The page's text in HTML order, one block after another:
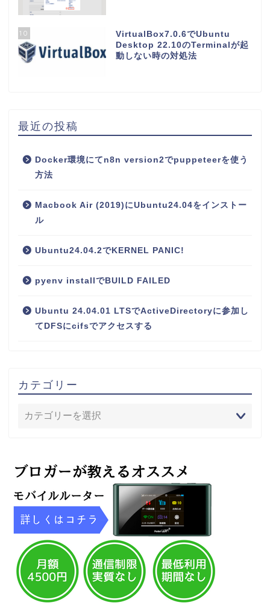
10
VirtualBox7.0.6でUbuntu
Desktop 22.10のTerminalが起
動しない時の対処法
最近の投稿
Docker環境にてn8n version2でpuppeteerを使う
方法
Macbook Air (2019)にUbuntu24.04をインストー
ル
Ubuntu24.04.2でKERNEL PANIC!
pyenv installでBUILD FAILED
Ubuntu 24.04.01 LTSでActiveDirectoryに参加し
てDFSにcifsでアクセスする
カテゴリー